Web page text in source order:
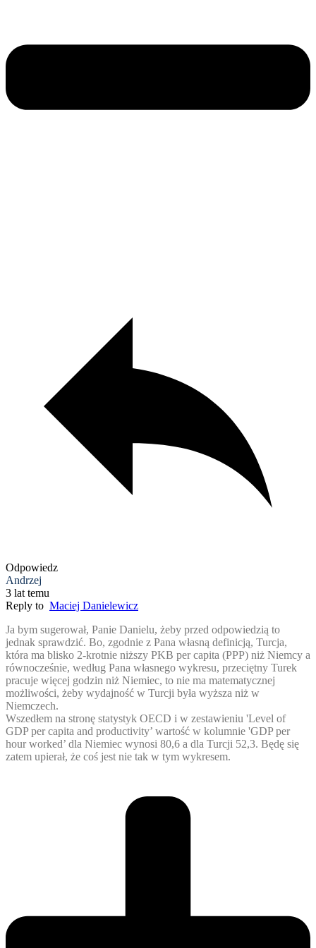
Odpowiedz
Andrzej
3 lat temu
Reply to Maciej Danielewicz
Ja bym sugerował, Panie Danielu, żeby przed odpowiedzią to
jednak sprawdzić. Bo, zgodnie z Pana własną definicją, Turcja,
która ma blisko 2-krotnie niższy PKB per capita (PPP) niż Niemcy a
równocześnie, według Pana własnego wykresu, przeciętny Turek
pracuje więcej godzin niż Niemiec, to nie ma matematycznej
możliwości, żeby wydajność w Turcji była wyższa niż w
Niemczech.
Wszedłem na stronę statystyk OECD i w zestawieniu 'Level of
GDP per capita and productivity’ wartość w kolumnie 'GDP per
hour worked’ dla Niemiec wynosi 80,6 a dla Turcji 52,3. Będę się
zatem upierał, że coś jest nie tak w tym wykresem.